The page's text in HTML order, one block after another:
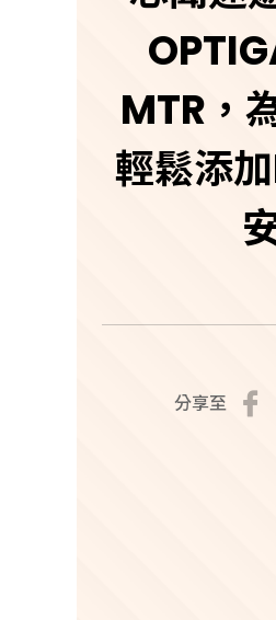
MTR，
輕鬆添
分享至